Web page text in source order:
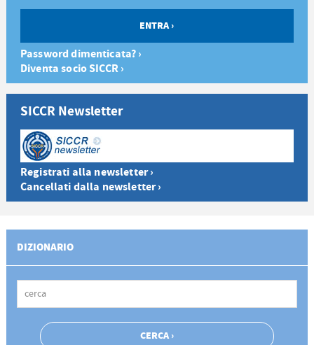
Password dimenticata? ›
Diventa socio SICCR ›
SICCR Newsletter
Registrati alla newsletter ›
Cancellati dalla newsletter ›
DIZIONARIO